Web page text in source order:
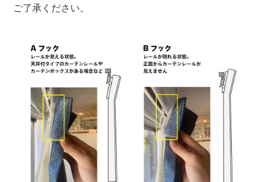
ご了承ください。